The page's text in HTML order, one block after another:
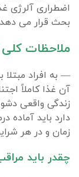
اضطراری آلرژی
بحث قرار می
ملاحظات کلی
— به افراد
آن غذا کاملاً
زندگی واقعی
دارد باید آماده
زمان و در هر
چقدر باید